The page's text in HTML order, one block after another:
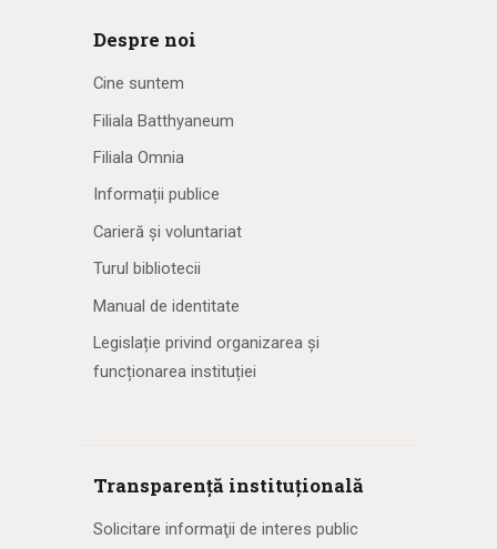
Despre noi
Cine suntem
Filiala Batthyaneum
Filiala Omnia
Informații publice
Carieră și voluntariat
Turul bibliotecii
Manual de identitate
Legislație privind organizarea și
funcționarea instituției
Transparență instituțională
Solicitare informaţii de interes public